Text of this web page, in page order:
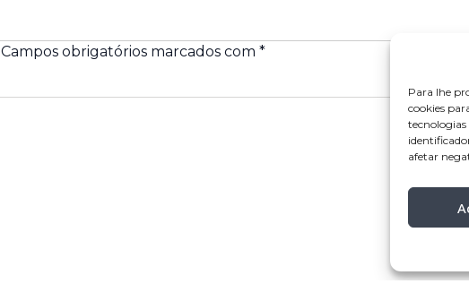
Para lhe
cookies
afetar
Campos obrigatórios marcados com *